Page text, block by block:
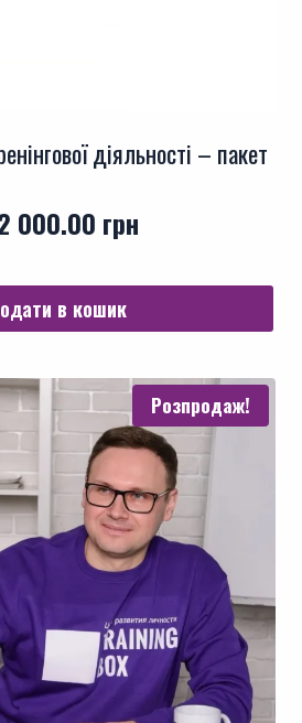
діяльності – пакет
грн.
000.00 грн
12
000.00 грн.
в кошик
Розпродаж!